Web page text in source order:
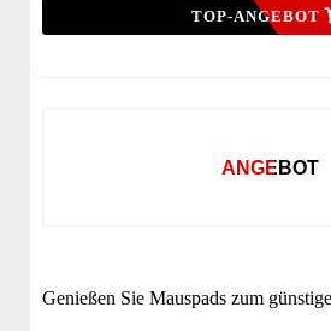
TOP-ANGEBOT
ANGEBOT
Genießen Sie Mauspads zum